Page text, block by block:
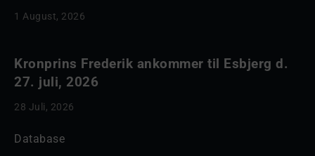
1 August, 2026
Kronprins Frederik ankommer til Esbjerg d.
27. juli, 2026
28 Juli, 2026
Database